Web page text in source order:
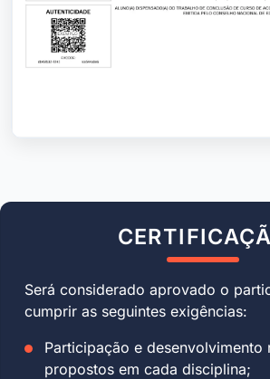
Será considerado aprovado o
cumprir as seguintes exigências:
Participação e desenvolvimento
propostos em cada disciplina;